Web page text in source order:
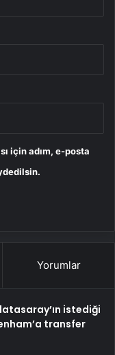
için adım, e-posta
Yorumlar
istediği
transfer